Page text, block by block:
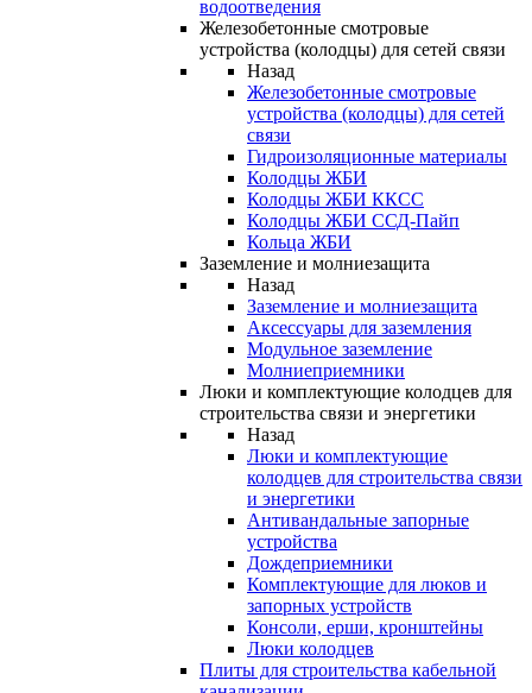
водоотведения
Железобетонные смотровые
устройства (колодцы) для сетей связи
Назад
Железобетонные смотровые
устройства (колодцы) для сетей
связи
Гидроизоляционные материалы
Колодцы ЖБИ
Колодцы ЖБИ ККСС
Колодцы ЖБИ ССД-Пайп
Кольца ЖБИ
Заземление и молниезащита
Назад
Заземление и молниезащита
Аксессуары для заземления
Модульное заземление
Молниеприемники
Люки и комплектующие колодцев для
строительства связи и энергетики
Назад
Люки и комплектующие
колодцев для строительства связи
и энергетики
Антивандальные запорные
устройства
Дождеприемники
Комплектующие для люков и
запорных устройств
Консоли, ерши, кронштейны
Люки колодцев
Плиты для строительства кабельной